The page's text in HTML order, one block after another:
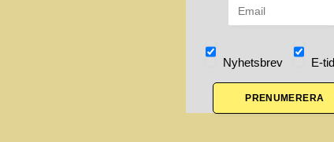
Nyhetsbrev E-
PRENUMERERA